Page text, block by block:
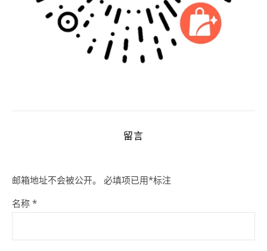
留言
邮箱地址不会被公开。 必填项已用*标注
名称 *